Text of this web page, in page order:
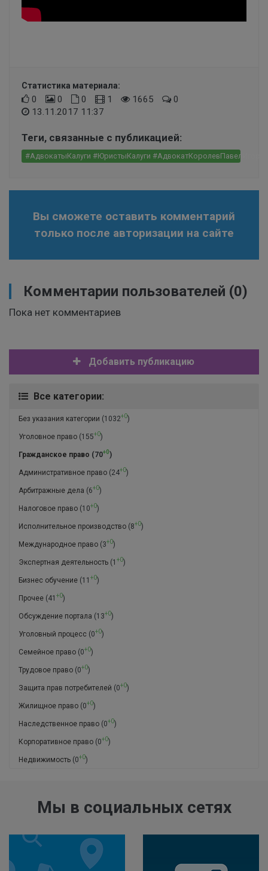
Статистика материала:
0 0 0 1 1665
0
13.11.2017 11:37
Теги, связанные с публикацией:
#АдвокатыКалуги #ЮристыКалуги
Вы сможете оставить комментарий
только после авторизации на сайте
Комментарии пользователей (0)
Пока нет комментариев
Добавить публикацию
Все категории:
Без указания категории (1032+0)
Уголовное право (155+0)
Гражданское право (70+0)
Административное право (24+0)
Арбитражные дела (6+0)
Налоговое право (10+0)
Исполнительное производство (8+0)
Международное право (3+0)
Экспертная деятельность (1 +0)
Бизнес обучение (11 +0)
Прочее (41 +0)
Обсуждение портала (13+0)
Уголовный процесс (0+0)
Семейное право (0+0)
Трудовое право (0+0)
Защита прав потребителей (0+0)
Жилищное право (0+0)
Наследственное право (0+0)
Корпоративное право (0+0)
Недвижимость (0+0)
Мы в социальных сетях